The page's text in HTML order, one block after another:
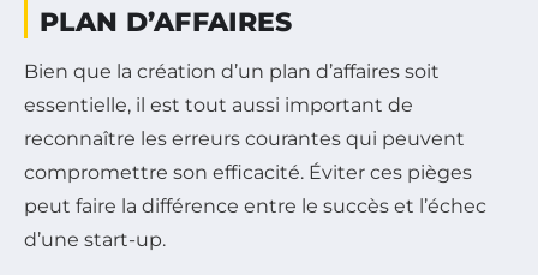
PLAN D’AFFAIRES
Bien que la création d’un plan d’affaires soit
essentielle, il est tout aussi important de
reconnaître les erreurs courantes qui peuvent
compromettre son efficacité. Éviter ces pièges
peut faire la différence entre le succès et l’échec
d’une start-up.